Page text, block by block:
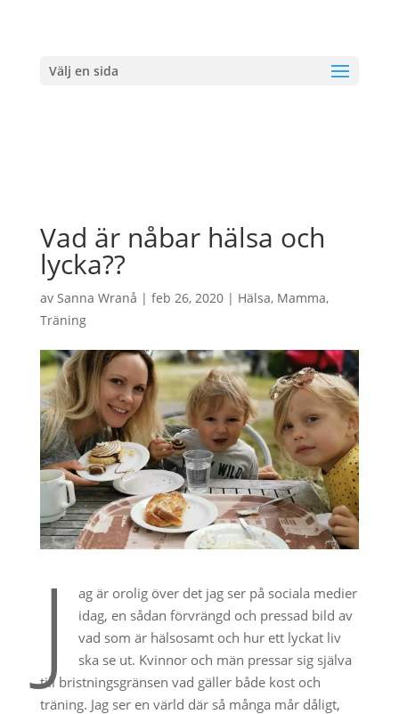
Välj en sida
Vad är nåbar hälsa och
lycka??
av Sanna Wranå | feb 26, 2020| Hälsa, Mamma,
Träning
J
ag är orolig över det jag ser på sociala medier
idag, en sådan förvrängd och pressad bild av
vad som är hälsosamt och hur ett lyckat liv
ska se ut. Kvinnor och män pressar sig själva
till bristningsgränsen vad gäller både kost och
träning. Jag ser en värld där så många mår dåligt,